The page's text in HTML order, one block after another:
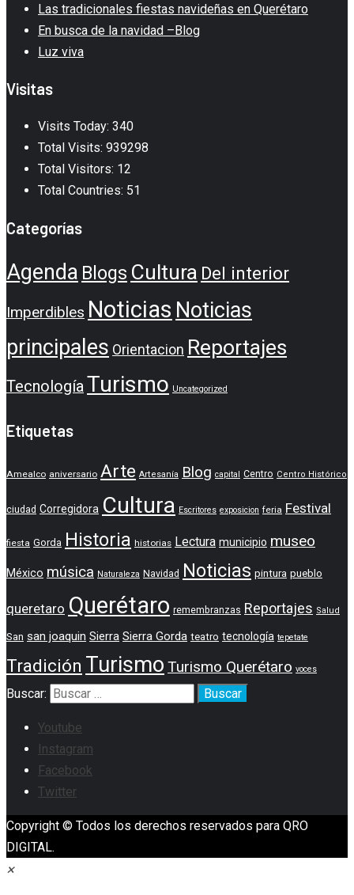
Las tradicionales fiestas navideñas en Querétaro
En busca de la navidad –Blog
Luz viva
Visitas
Visits Today: 340
Total Visits: 939298
Total Visitors: 12
Total Countries: 51
Categorías
Agenda Blogs Cultura Del interior
Imperdibles Noticias Noticias
principales Orientacion Reportajes
TecnologíaTurismo Uncategorized
Etiquetas
Amealco aniversario Arte Artesanía Blog capital Centro Centro Histórico
ciudad Corregidora Cultura Escritores exposicion feria Festival
fiesta Gorda Historia historias Lectura municipio museo
México música Naturaleza Navidad Noticias pintura pueblo
queretaro Querétaro remembranzas Reportajes Salud
San san joaquin Sierra Sierra Gorda teatro tecnología tepetate
Tradición Turismo Turismo Querétaro voces
Buscar:
Youtube
Instagram
Facebook
Twitter
Copyright © Todos los derechos reservados para QRO
DIGITAL.
×